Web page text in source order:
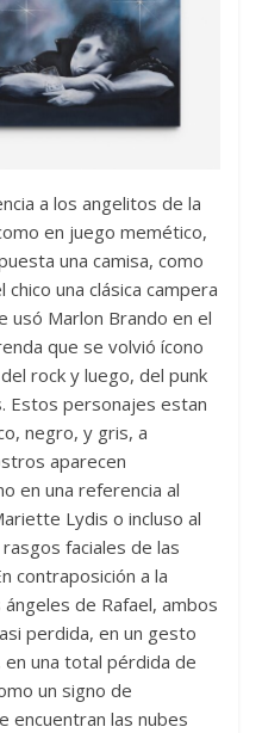
a los angelitos de la
en juego memético,
una camisa, como
una clásica campera
usó Marlon Brando en el
que se volvió ícono
rock y luego, del punk
Estos personajes estan
negro, y gris, a
aparecen
en una referencia al
Lydis o incluso al
faciales de las
contraposición a la
de Rafael, ambos
perdida, en un gesto
una total pérdida de
un signo de
encuentran las nubes